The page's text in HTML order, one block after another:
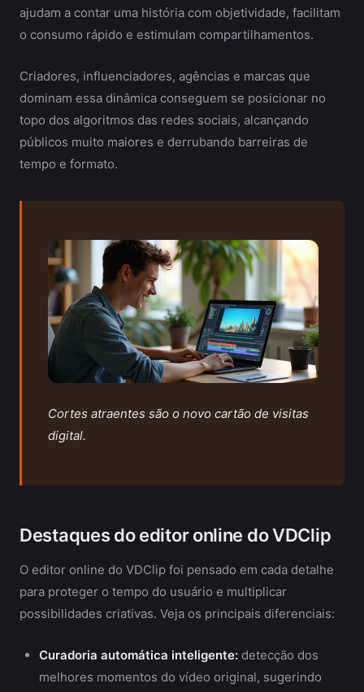
ajudam a contar uma história com objetividade, facilitam
o consumo rápido e estimulam compartilhamentos.
Criadores, influenciadores, agências e marcas que
dominam essa dinâmica conseguem se posicionar no
topo dos algoritmos das redes sociais, alcançando
públicos muito maiores e derrubando barreiras de
tempo e formato.
Cortes atraentes são o novo cartão de visitas
digital.
Destaques do editor online do VDClip
O editor online do VDClip foi pensado em cada detalhe
para proteger o tempo do usuário e multiplicar
possibilidades criativas. Veja os principais diferenciais:
Curadoria automática inteligente: detecção dos
melhores momentos do vídeo original, sugerindo